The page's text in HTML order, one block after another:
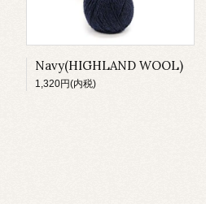
Navy(HIGHLAND WOOL)
1,320円(内税)